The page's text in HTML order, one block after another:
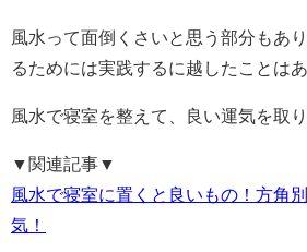
風水って面倒くさいと思う部分もあ
るためには実践するに越したことはあ
風水で寝室を整えて、良い運気を取
▼関連記事▼
風水で寝室に置くと良いもの！方角
気！